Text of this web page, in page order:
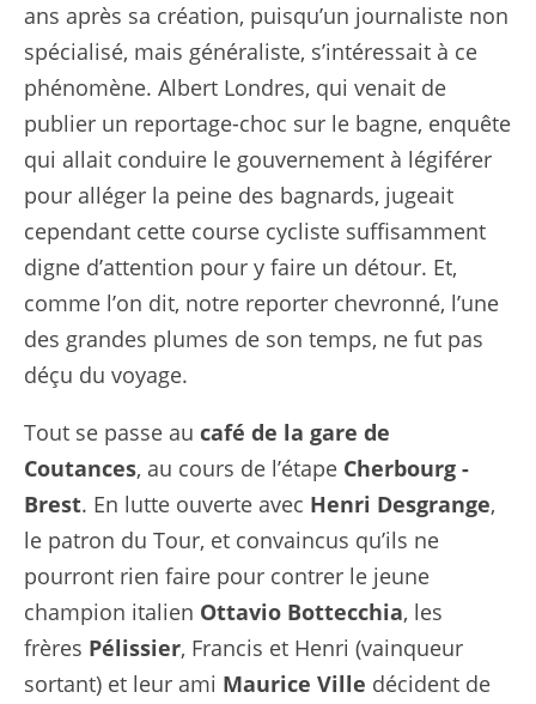
ans après sa création, puisqu’un journaliste non
spécialisé, mais généraliste, s’intéressait à ce
phénomène. Albert Londres, qui venait de
publier un reportage-choc sur le bagne, enquête
qui allait conduire le gouvernement à légiférer
pour alléger la peine des bagnards, jugeait
cependant cette course cycliste suffisamment
digne d’attention pour y faire un détour. Et,
comme l’on dit, notre reporter chevronné, l’une
des grandes plumes de son temps, ne fut pas
déçu du voyage.
Tout se passe au café de la gare de
Coutances, au cours de l’étape Cherbourg -
Brest. En lutte ouverte avec Henri Desgrange,
le patron du Tour, et convaincus qu’ils ne
pourront rien faire pour contrer le jeune
champion italien Ottavio Bottecchia, les
frères Pélissier, Francis et Henri (vainqueur
sortant) et leur ami Maurice Ville décident de